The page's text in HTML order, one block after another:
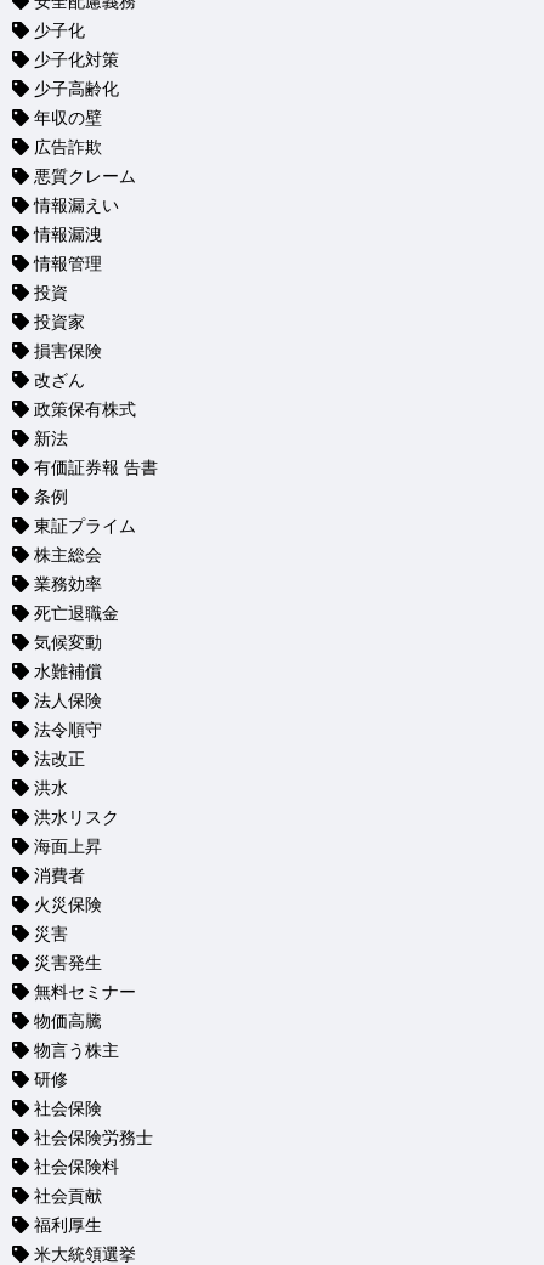
少子化
少子化対策
少子高齢化
年収の壁
広告詐欺
悪質クレーム
情報漏えい
情報漏洩
情報管理
投資
投資家
損害保険
改ざん
政策保有株式
新法
有価証券報 告書
条例
東証プライム
株主総会
業務効率
死亡退職金
気候変動
水難補償
法人保険
法令順守
法改正
洪水
洪水リスク
海面上昇
消費者
火災保険
災害
災害発生
無料セミナー
物価高騰
物言う株主
研修
社会保険
社会保険労務士
社会保険料
社会貢献
福利厚生
米大統領選挙